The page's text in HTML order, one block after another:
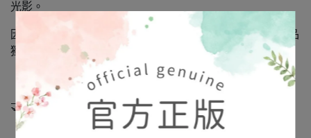
光影。
因手工而生的細微不同，就像星星各自的軌道，是每件飾品
獨有的表情與靈魂。
🤝 正式授權 × 日本進口正品
「娜媄日韓精品」是日本 Broush Superior’s 公司正式授權的